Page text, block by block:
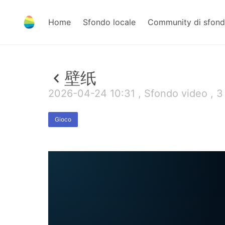
Home Sfondo locale Community di
壁纸
2026-04-24 10:31 , Sfondo video , 3
Gioco